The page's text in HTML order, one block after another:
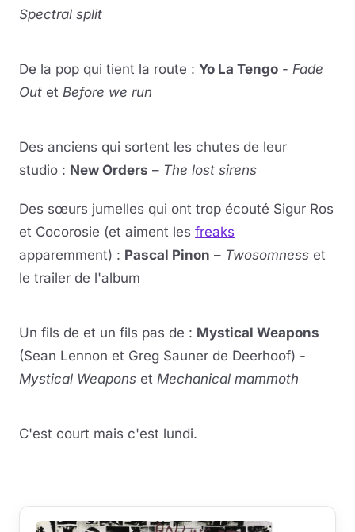
Spectral split
YouTube · le lecteur se charge au clic
De la pop qui tient la route : Yo La Tengo - Fade
Out et Before we run
YouTube · le lecteur se charge au clic
Des anciens qui sortent les chutes de leur
studio : New Orders – The lost sirens
Des sœurs jumelles qui ont trop écouté Sigur Ros
et Cocorosie (et aiment les freaks
apparemment) : Pascal Pinon – Twosomness et
le trailer de l'album
YouTube · le lecteur se charge au clic
Un fils de et un fils pas de : Mystical Weapons
(Sean Lennon et Greg Sauner de Deerhoof) -
Mystical Weapons et Mechanical mammoth
YouTube · le lecteur se charge au clic
C'est court mais c'est lundi.